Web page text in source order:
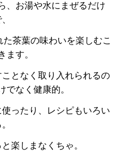
、お湯や水にまぜるだけ
茶葉の味わいを楽しむこ
ます。
となく取り入れられるの
でなく健康的。
ったり、レシピもいろい
楽しまなくちゃ。